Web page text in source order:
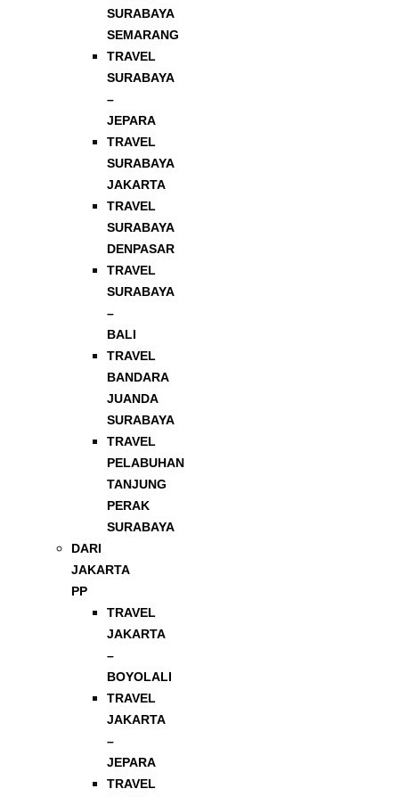
SURABAYA
SEMARANG
TRAVEL
SURABAYA
–
JEPARA
TRAVEL
SURABAYA
JAKARTA
TRAVEL
SURABAYA
DENPASAR
TRAVEL
SURABAYA
–
BALI
TRAVEL
BANDARA
JUANDA
SURABAYA
TRAVEL
PELABUHAN
TANJUNG
PERAK
SURABAYA
DARI
JAKARTA
PP
TRAVEL
JAKARTA
–
BOYOLALI
TRAVEL
JAKARTA
–
JEPARA
TRAVEL